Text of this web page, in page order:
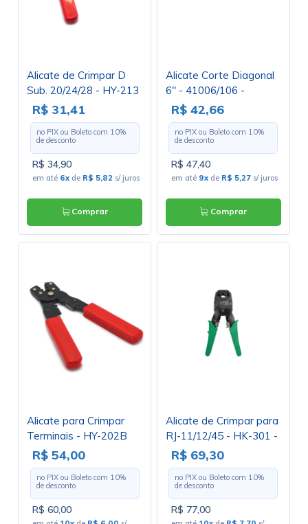
Alicate de Crimpar D
Sub. 20/24/28 - HY-213
R$ 31,41
no PIX ou Boleto com 10%
de desconto
R$ 34,90
em até 6x de R$ 5,82 s/ juros
Comprar
Alicate Corte Diagonal
6" - 41006/106 -
Tramontina
R$ 42,66
no PIX ou Boleto com 10%
de desconto
R$ 47,40
em até 9x de R$ 5,27 s/ juros
Comprar
Alicate para Crimpar
Terminais - HY-202B
R$ 54,00
no PIX ou Boleto com 10%
de desconto
R$ 60,00
Alicate de Crimpar para
RJ-11/12/45 - HK-301 -
Hikari
R$ 69,30
no PIX ou Boleto com 10%
de desconto
R$ 77,00